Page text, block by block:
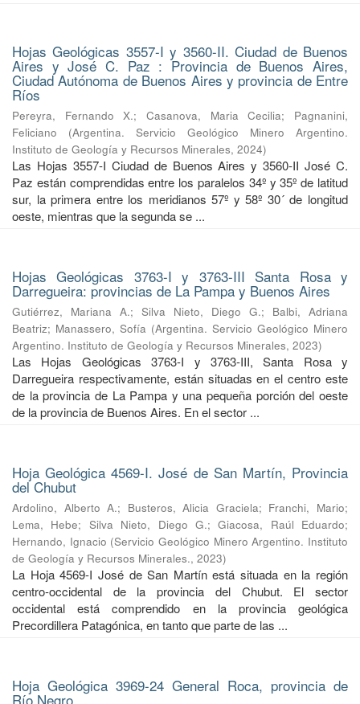
Hojas Geológicas 3557-I y 3560-II. Ciudad de Buenos
Aires y José C. Paz : Provincia de Buenos Aires,
Ciudad Autónoma de Buenos Aires y provincia de Entre
Ríos
Pereyra, Fernando X.;Casanova, Maria Cecilia; Pagnanini,
Feliciano
(Argentina. Servicio Geológico Minero Argentino.
Instituto de Geología y Recursos Minerales, 2024)
Las Hojas 3557-I Ciudad de Buenos Aires y 3560-II José C.
Paz están comprendidas entre los paralelos 34º y 35º de latitud
sur, la primera entre los meridianos 57º y 58º 30´ de longitud
oeste, mientras que la segunda se ...
Hojas Geológicas 3763-I y 3763-III Santa Rosa y
Darregueira: provincias de La Pampa y Buenos Aires
Gutiérrez, Mariana A.; Silva Nieto, Diego G.; Balbi, Adriana
Beatriz; Manassero, Sofía (Argentina. Servicio Geológico Minero
Argentino. Instituto de Geología y Recursos Minerales, 2023)
Las Hojas Geológicas 3763-I y 3763-III, Santa Rosa y
Darregueira respectivamente, están situadas en el centro este
de la provincia de La Pampa y una pequeña porción del oeste
de la provincia de Buenos Aires. En el sector ...
Hoja Geológica 4569-I. José de San Martín, Provincia
del Chubut
Ardolino, Alberto A.; Busteros, Alicia Graciela; Franchi, Mario;
Lema, Hebe; Silva Nieto, Diego G.;Giacosa, Raúl Eduardo;
Hernando, Ignacio (Servicio Geológico Minero Argentino. Instituto
de Geología y Recursos Minerales., 2023)
La Hoja 4569-I José de San Martín está situada en la región
centro-occidental de la provincia del Chubut. El sector
occidental está comprendido en la provincia geológica
Precordillera Patagónica, en tanto que parte de las ...
Hoja Geológica 3969-24 General Roca, provincia de
Río Negro